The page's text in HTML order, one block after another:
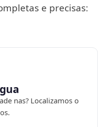
e precisas:
nas? Localizamos o